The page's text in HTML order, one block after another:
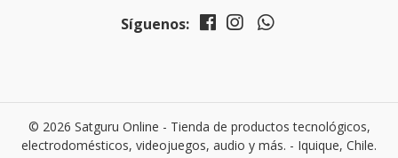
Síguenos:
© 2026 Satguru Online - Tienda de productos tecnológicos,
electrodomésticos, videojuegos, audio y más. - Iquique, Chile.